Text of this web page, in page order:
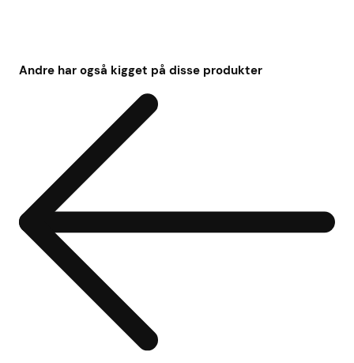
Andre har også kigget på disse produkter